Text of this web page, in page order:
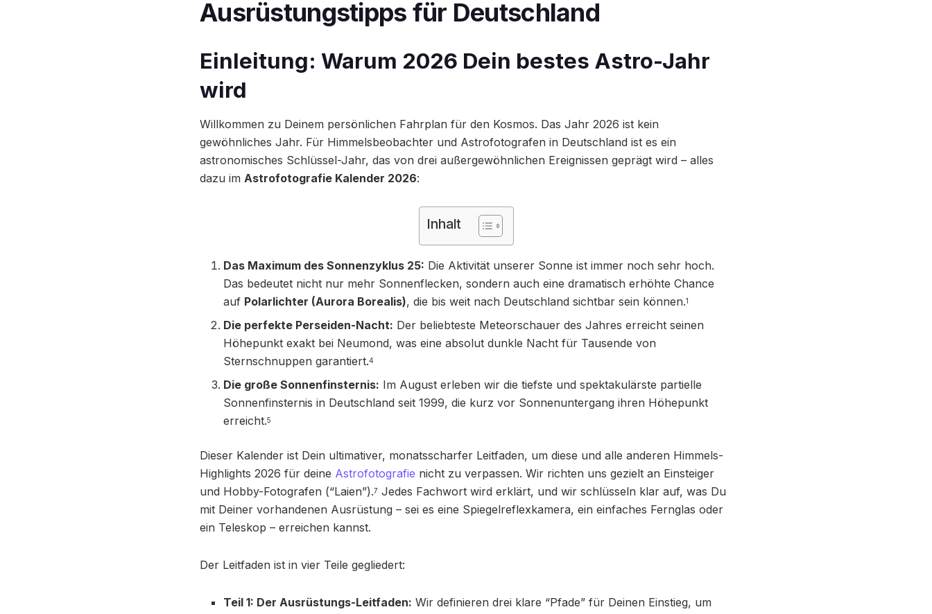
Ausrüstungstipps für Deutschland
Einleitung: Warum 2026 Dein bestes Astro-Jahr
wird
Willkommen zu Deinem persönlichen Fahrplan für den Kosmos. Das Jahr 2026 ist kein
gewöhnliches Jahr. Für Himmelsbeobachter und Astrofotografen in Deutschland ist es ein
astronomisches Schlüssel-Jahr, das von drei außergewöhnlichen Ereignissen geprägt wird – alles
dazu im Astrofotografie Kalender 2026:
Inhalt
Das Maximum des Sonnenzyklus 25: Die Aktivität unserer Sonne ist immer noch sehr hoch.
Das bedeutet nicht nur mehr Sonnenflecken, sondern auch eine dramatisch erhöhte Chance
auf Polarlichter (Aurora Borealis), die bis weit nach Deutschland sichtbar sein können.1
Die perfekte Perseiden-Nacht: Der beliebteste Meteorschauer des Jahres erreicht seinen
Höhepunkt exakt bei Neumond, was eine absolut dunkle Nacht für Tausende von
Sternschnuppen garantiert.4
Die große Sonnenfinsternis: Im August erleben wir die tiefste und spektakulärste partielle
Sonnenfinsternis in Deutschland seit 1999, die kurz vor Sonnenuntergang ihren Höhepunkt
erreicht.5
Dieser Kalender ist Dein ultimativer, monatsscharfer Leitfaden, um diese und alle anderen Himmels-
Highlights 2026 für deine Astrofotografie nicht zu verpassen. Wir richten uns gezielt an Einsteiger
und Hobby-Fotografen (“Laien”).7 Jedes Fachwort wird erklärt, und wir schlüsseln klar auf, was Du
mit Deiner vorhandenen Ausrüstung – sei es eine Spiegelreflexkamera, ein einfaches Fernglas oder
ein Teleskop – erreichen kannst.
Der Leitfaden ist in vier Teile gegliedert:
Teil 1: Der Ausrüstungs-Leitfaden: Wir definieren drei klare “Pfade” für Deinen Einstieg, um